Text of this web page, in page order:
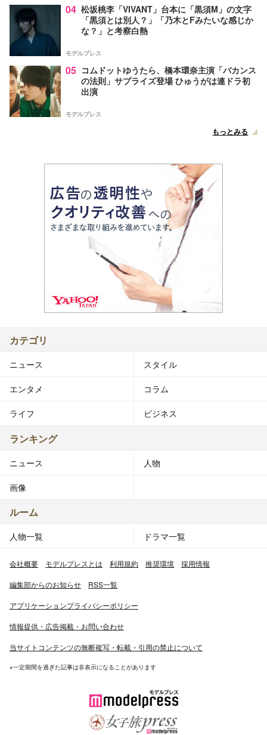
04 松坂桃李「VIVANT」台本に「黒須M」の文字
「黒須とは別人？」「乃木とFみたいな感じか
な？」と考察白熱
モデルプレス
05 コムドットゆうたら、橋本環奈主演「バカンス
の法則」サプライズ登場 ひゅうがは連ドラ初
出演
モデルプレス
もっとみる
カテゴリ
ニュース スタイル
エンタメ コラム
ライフ ビジネス
ランキング
ニュース 人物
画像
ルーム
人物一覧 ドラマ一覧
会社概要 モデルプレスとは 利用規約 推奨環境 採用情報
編集部からのお知らせ RSS一覧
アプリケーションプライバシーポリシー
情報提供・広告掲載・お問い合わせ
当サイトコンテンツの無断複写・転載・引用の禁止について
※一定期間を過ぎた記事は非表示になることがあります